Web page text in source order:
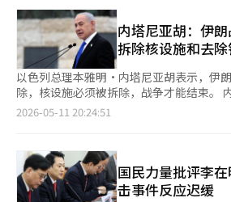
伊朗获取高浓缩铀是关键任务。他表示：“
铀，我们正在监视。”他还提到：“如你所
他们正在监视这一切。”关于太空军的监
果有人接近，我们可以知道他们的姓名、
人靠近，我们就会知道，并将其摧毁。” 以色列也针对伊朗铀进
行施压 以色列总理本雅明·内塔尼亚胡也发表了类似的言论，施
压伊朗。他在接受美国CBS电视台时事节
示：“我认为这场战争取得了许多成果，但
题：“只需进入并取出即可。”但对于以
体军事手段，他则未作详细说明。他表示
他想进入那里，我认为这是物理上可行的
出，那为什么不呢？这将是最佳方案。” 然而，内塔尼亚胡在被
停火后的霍尔木兹海峡航行保护军事计划
的为期两天的英法主导的霍尔木兹海峡军
也参与了该会议。 希利部长表示：“我们正在将通过霍尔木兹海
峡的航运信任恢复的外交协议转化为切实的军事
论是在英国和法国向中东派遣军舰的背景
已将核动力航空母舰“戴高乐”号派往该地
驱逐舰“HMS德拉根”。 两国表示，此次部署是为了支持海运保
护的国际任务的前期部署。英国国防部发言
提供支持的谨慎计划的一部分。 与此同时，伊朗对此计划表示强
烈反对。伊朗外交部副部长卡泽姆·加里
国的军舰以及其他任何国家的军舰如果派
立即的回应。他还声称：“只有伊朗伊斯兰
内塔尼亚胡：伊
拆除核设施和去
以色列总理本雅明·内塔尼亚胡表示，伊
除，核设施必须被拆除，战争才能结束。 内塔尼亚胡在10日（当
地时间）接受美国CBS电视台《60分钟》
要拆除的浓缩设施，以及伊朗支持的代理
弹。”他强调：“我们已经削弱了其中许
在，还有很多工作要做。” 关于高浓缩铀的问题，内塔尼亚胡表
2026-05-11 20:24:51
国民力量批评李
击事件反应迟缓